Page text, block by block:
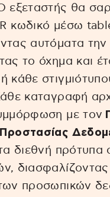
εξεταστής θα
κωδικό μέσω
αυτόματα την
το όχημα και
κάθε
καταγραφή
με τον
διεθνή πρότυπα
διασφαλίζοντας
προσωπικών